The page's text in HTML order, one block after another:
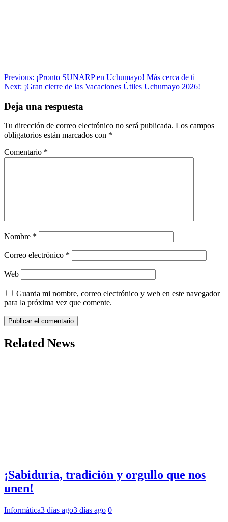
Navegación
de
entradas
Previous: ¡Pronto SUNARP en Uchumayo! Más cerca de ti
Next: ¡Gran cierre de las Vacaciones Útiles Uchumayo 2026!
Deja una respuesta
Tu dirección de correo electrónico no será publicada. Los campos
obligatorios están marcados con *
Comentario *
Nombre *
Correo electrónico *
Web
Guarda mi nombre, correo electrónico y web en este navegador
para la próxima vez que comente.
Related News
¡Sabiduría, tradición y orgullo que nos
unen!
Informática3 días ago3 días ago 0